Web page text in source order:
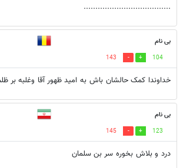
.....................................
بی نام
104
143
خداوندا کمک حالشان باش به امید ظهور آقا وغلبه بر
بی نام
123
145
درد و بلاش بخوره سر بن سلمان